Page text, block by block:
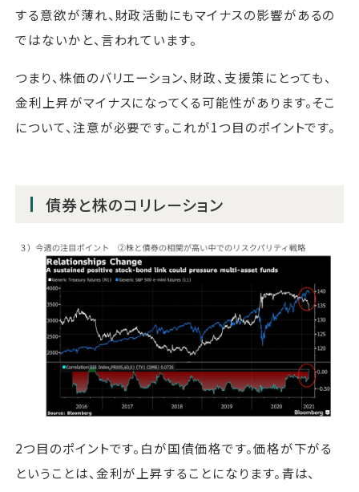
する意欲が薄れ、財政活動にもマイナスの影響があるの
ではないかと、言われています。
つまり、株価のバリエーション、財政、支援策にとっても、
金利上昇がマイナスになってくる可能性があります。そこ
について、注意が必要です。これが1つ目のポイントです。
債券と株のコリレーション
2つ目のポイントです。白が国債価格です。価格が下がる
ということは、金利が上昇することになります。青は、